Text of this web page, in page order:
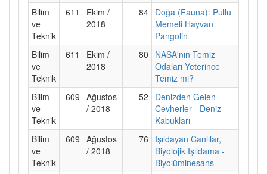
Bilim
ve
Teknik
611
Ekim /
2018
84 Doğa (Fauna): Pullu
Memeli Hayvan
Pangolin
Bilim
ve
Teknik
611
Ekim /
2018
80
NASA'nın Temiz
Odaları Yeterince
Temiz mi?
Bilim
ve
Teknik
609 Ağustos
/ 2018
52
Denizden Gelen
Cevherler - Deniz
Kabukları
Bilim
ve
Teknik
609 Ağustos
/ 2018
76
Işıldayan Canlılar,
Biyolojik Işıldama -
Biyolüminesans